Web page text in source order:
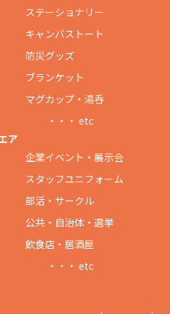
ステーショナリー
キャンバストート
防災グッズ
ブランケット
マグカップ・湯呑
・・・ etc
ア
企業イベント・展示会
スタッフユニフォーム
部活・サークル
公共・自治体・選挙
飲食店・居酒屋
・・・ etc